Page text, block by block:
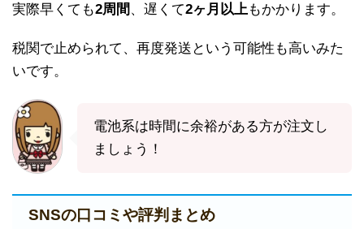
実際早くても2周間 、遅くて2ヶ月以上 もかかります。
税関で止められて、再度発送という可能性も高いみた
いです。
電池系は時間に余裕がある方が注文し
ましょう！
SNSの口コミや評判まとめ